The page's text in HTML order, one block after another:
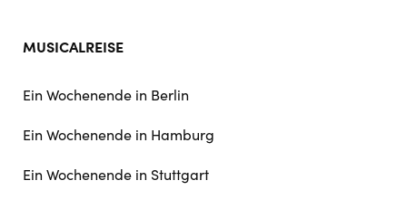
MUSICALREISE
Ein Wochenende in Berlin
Ein Wochenende in Hamburg
Ein Wochenende in Stuttgart